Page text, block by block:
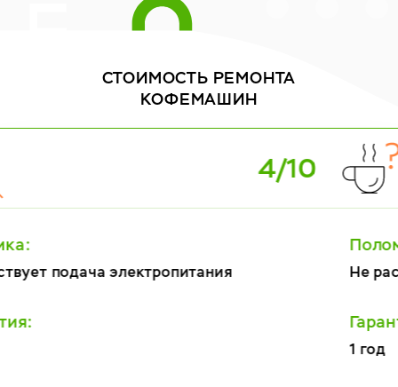
СТОИМОСТЬ РЕМОНТА
КОФЕМАШИН
5/10
Не распознает кофе